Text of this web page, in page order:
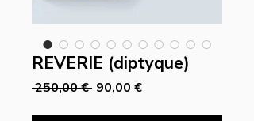
REVERIE (diptyque)
250,00 € Prix
90,00 €Prix